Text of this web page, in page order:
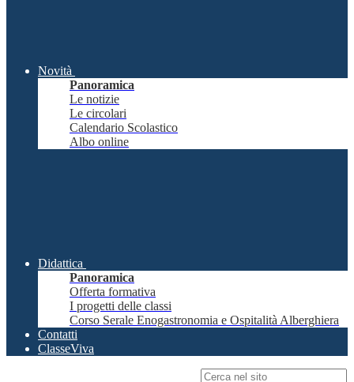
Novità
Panoramica
Le notizie
Le circolari
Calendario Scolastico
Albo online
Didattica
Panoramica
Offerta formativa
I progetti delle classi
Corso Serale Enogastronomia e Ospitalità Alberghiera
Contatti
ClasseViva